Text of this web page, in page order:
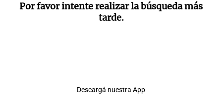
Por favor intente realizar la búsqueda más
tarde.
Descargá nuestra App